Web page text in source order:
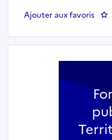
Ajouter aux favoris :